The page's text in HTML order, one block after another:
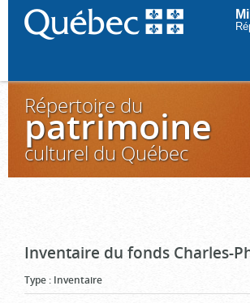
Répertoire du
patrimoine
culturel du Québec
Inventaire du fonds Charles-
Type : Inventaire